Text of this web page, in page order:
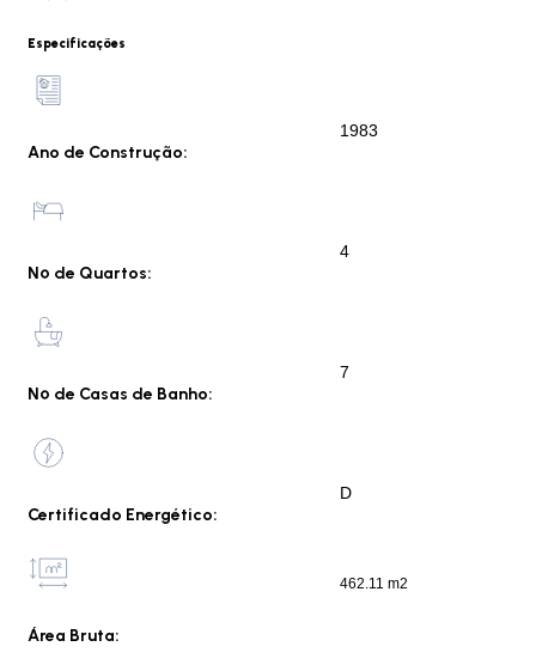
Especificações
Ano de Construção:
1983
Nº de Quartos:
4
Nº de Casas de Banho:
7
Certificado Energético:
D
Área Bruta:
462.11 m2